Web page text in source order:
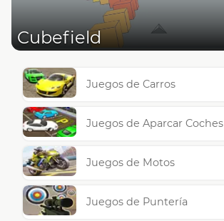
Cubefield
Juegos de Carros
Juegos de Aparcar Coches
Juegos de Motos
Juegos de Puntería